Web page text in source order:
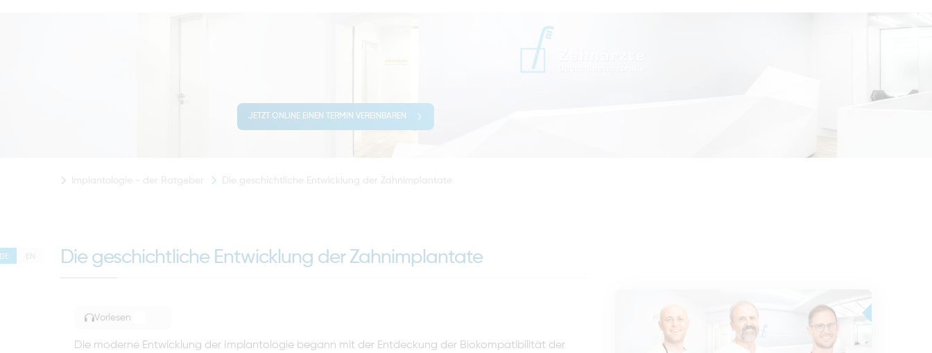
JETZT ONLINE EINEN TERMIN VEREINBAREN
Implantologie - der Ratgeber Die geschichtliche Entwicklung der Zahnimplantate
DE EN Die geschichtliche Entwicklung der Zahnimplantate
Vorlesen
Die moderne Entwicklung der Implantologie begann mit der Entdeckung der Biokompatibilität der